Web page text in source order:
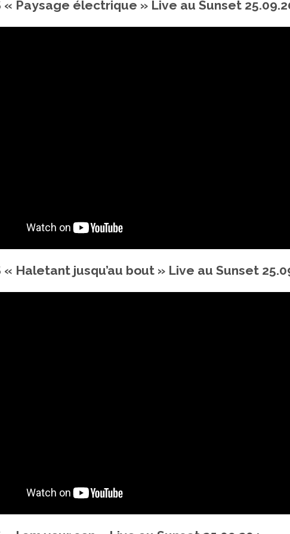
« Paysage électrique » Live au Sunset
« Haletant jusqu’au bout » Live au Sunset